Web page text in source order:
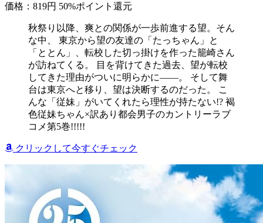
価格：819円 50%ポイント還元
秋祭り以降、爽との関係が一歩前進する望。そん
な中、 東京から望の友達の「たっちゃん」と
「ととん」、転校した切っ掛けを作った籠崎さん
が訪ねてくる。 目を背けてきた過去、望が転校
してきた理由がついに明らかに――。 そして舞
台は東京へと移り、望は決断するのだった。 こ
んな「従妹」がいてくれたら理性が持たない!? 褐
色従妹ちゃん×訳あり都会男子のカントリーラブ
コメ第5巻!!!!!
クリックして今すぐチェック